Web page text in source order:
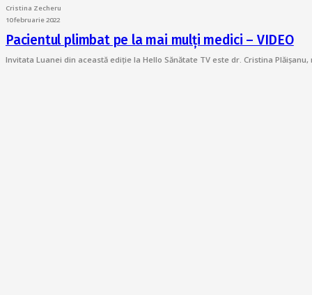
Cristina Zecheru
10 februarie 2022
Pacientul plimbat pe la mai mulți medici – VIDEO
Invitata Luanei din această ediție la Hello Sănătate TV este dr. Cristina